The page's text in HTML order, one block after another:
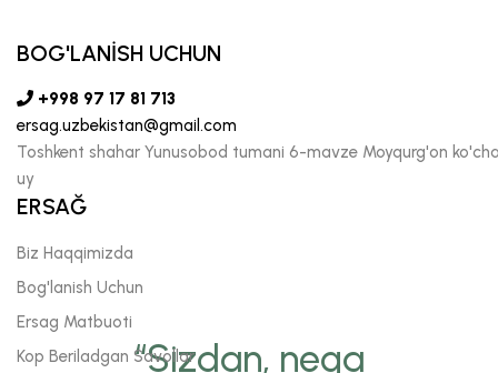
“Sizdan, nega
BOG'LANİSH UCHUN
+998 97 17 81 713
ersag.uzbekistan@gmail.com
Toshkent shahar Yunusobod tumani 6-mavze Moyqurg'on
uy
ERSAĞ
Biz Haqqimizda
Bog'lanish Uchun
Ersag Matbuoti
Kop Beriladgan Savollar